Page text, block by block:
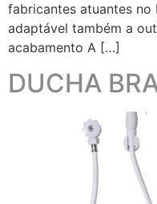
fabricantes atuantes no
adaptável também a
acabamento A […]
DUCHA